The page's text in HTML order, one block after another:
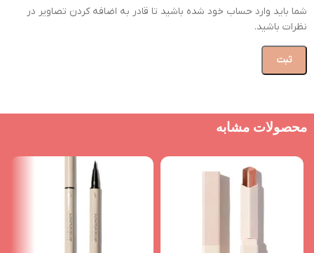
شما باید وارد حساب خود شده باشید تا قادر به اضافه کردن تصاویر در
نظرات باشید.
محصولات مشابه